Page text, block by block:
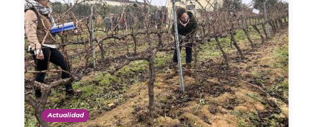
Actualidad